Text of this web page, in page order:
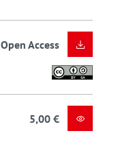
Open Access
5,00 €